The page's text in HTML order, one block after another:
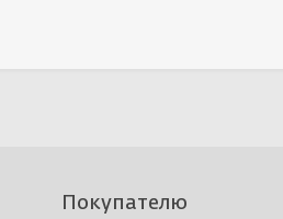
Покупателю